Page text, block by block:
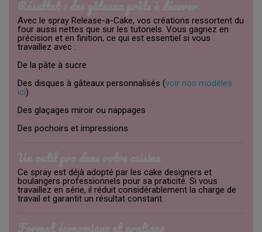
Avec le spray Release-a-Cake, vos créations ressortent du
four aussi nettes que sur les tutoriels. Vous gagnez en
précision et en finition, ce qui est essentiel si vous
travaillez avec :
De la pâte à sucre
Des disques à gâteaux personnalisés (voir nos modèles
ici)
Des glaçages miroir ou nappages
Des pochoirs et impressions
Ce spray est déjà adopté par les cake designers et
boulangers professionnels pour sa praticité. Si vous
travaillez en série, il réduit considérablement la charge de
travail et garantit un résultat constant.